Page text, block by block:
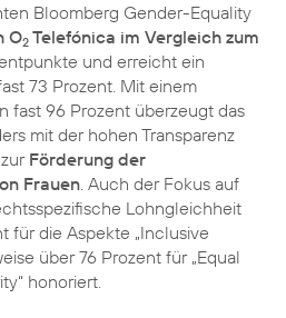
Bloomberg Gender-Equality
O2 Telefónica im Vergleich zum
und erreicht ein
73 Prozent. Mit einem
fast 96 Prozent überzeugt das
mit der hohen Transparenz
Förderung der
Frauen. Auch der Fokus auf
Lohngleichheit
für die Aspekte „Inclusive
über 76 Prozent für „Equal
honoriert.